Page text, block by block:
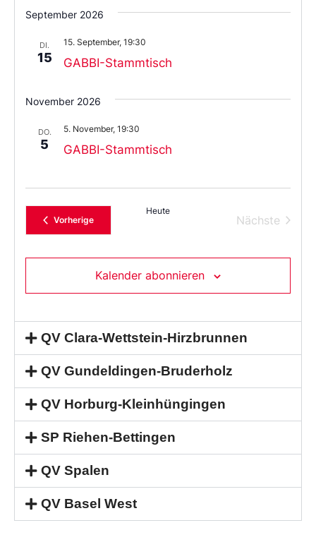
Sie
das
aus.
September 2026
DI.
15 GABBI-Stammtisch
15. September, 19:30
November 2026
DO.
5 GABBI-Stammtisch
5. November, 19:30
VorherigeVeranstaltungen
Heute
Nächste
Kalender abonnieren
QV Clara-Wettstein-Hirzbrunnen
QV Gundeldingen-Bruderholz
QV Horburg-Kleinhüngingen
SP Riehen-Bettingen
QV Spalen
QV Basel West